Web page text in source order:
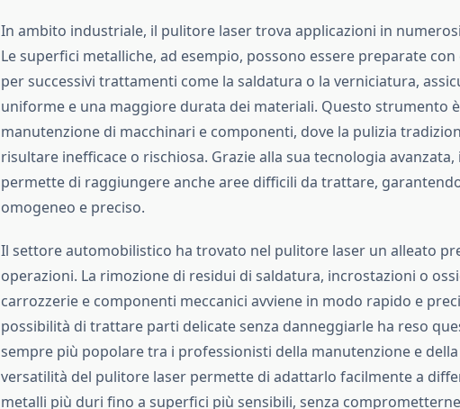
In ambito industriale, il pulitore laser trova applicazioni in
Le superfici metalliche, ad esempio, possono essere preparate
per successivi trattamenti come la saldatura o la verniciatura,
uniforme e una maggiore durata dei materiali. Questo strumento
manutenzione di macchinari e componenti, dove la pulizia
risultare inefficace o rischiosa. Grazie alla sua tecnologia
permette di raggiungere anche aree difficili da trattare,
omogeneo e preciso.
Il settore automobilistico ha trovato nel pulitore laser un alleato
operazioni. La rimozione di residui di saldatura, incrostazioni o
carrozzerie e componenti meccanici avviene in modo rapido e
possibilità di trattare parti delicate senza danneggiarle ha reso
sempre più popolare tra i professionisti della manutenzione e
versatilità del pulitore laser permette di adattarlo facilmente a
metalli più duri fino a superfici più sensibili, senza